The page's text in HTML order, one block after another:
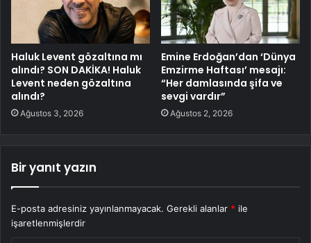
Haluk Levent gözaltına mı
alındı? SON DAKİKA! Haluk
Levent neden gözaltına
alındı?
Ağustos 3, 2026
Emine Erdoğan’dan ‘Dünya
Emzirme Haftası’ mesajı:
“Her damlasında şifa ve
sevgi vardır”
Ağustos 2, 2026
Bir yanıt yazın
E-posta adresiniz yayınlanmayacak. Gerekli alanlar * ile
işaretlenmişlerdir